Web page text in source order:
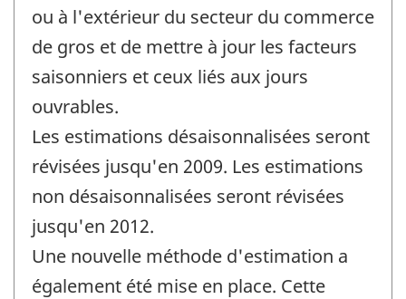
ou à l'extérieur du secteur du commerce
de gros et de mettre à jour les facteurs
saisonniers et ceux liés aux jours
ouvrables.
Les estimations désaisonnalisées seront
révisées jusqu'en 2009. Les estimations
non désaisonnalisées seront révisées
jusqu'en 2012.
Une nouvelle méthode d'estimation a
également été mise en place. Cette